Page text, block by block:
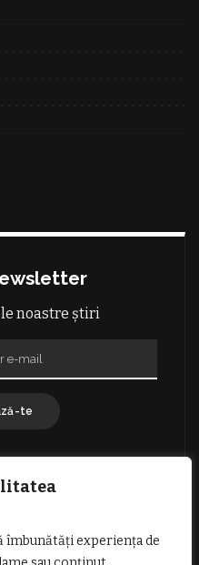
îmbunătăți experiența de
noastre știri
te